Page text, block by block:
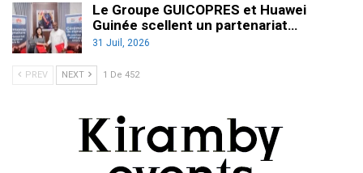
Le Groupe GUICOPRES et Huawei
Guinée scellent un partenariat…
31 Juil, 2026
PREV NEXT 1 De 452